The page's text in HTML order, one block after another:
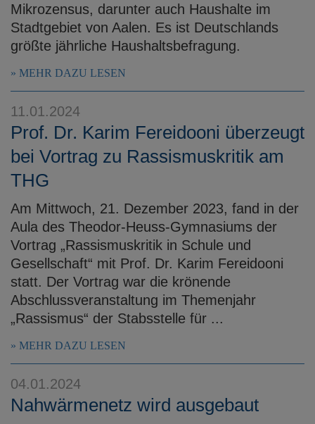
Mikrozensus, darunter auch Haushalte im
Stadtgebiet von Aalen. Es ist Deutschlands
größte jährliche Haushaltsbefragung.
MEHR DAZU LESEN
11.01.2024
Prof. Dr. Karim Fereidooni überzeugt
bei Vortrag zu Rassismuskritik am
THG
Am Mittwoch, 21. Dezember 2023, fand in der
Aula des Theodor-Heuss-Gymnasiums der
Vortrag „Rassismuskritik in Schule und
Gesellschaft“ mit Prof. Dr. Karim Fereidooni
statt. Der Vortrag war die krönende
Abschlussveranstaltung im Themenjahr
„Rassismus“ der Stabsstelle für ...
MEHR DAZU LESEN
04.01.2024
Nahwärmenetz wird ausgebaut